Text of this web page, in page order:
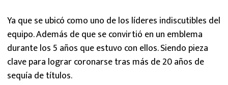
Ya que se ubicó como uno de los líderes indiscutibles del
equipo. Además de que se convirtió en un emblema
durante los 5 años que estuvo con ellos. Siendo pieza
clave para lograr coronarse tras más de 20 años de
sequía de títulos.